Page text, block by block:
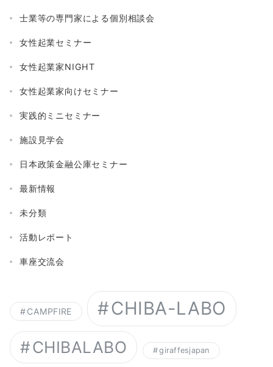
士業等の専門家による個別相談会
女性起業セミナー
女性起業家NIGHT
女性起業家向けセミナー
実践的ミニセミナー
施設見学会
日本政策金融公庫セミナー
最新情報
未分類
活動レポート
車座交流会
CAMPFIRE CHIBA-LABO
CHIBALABO giraffesjapan